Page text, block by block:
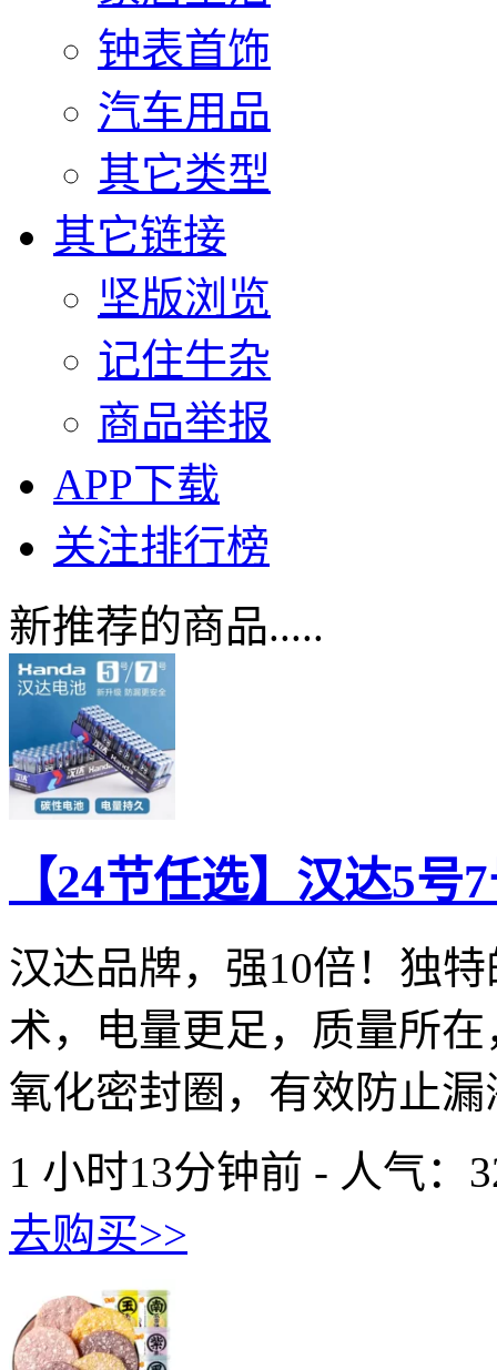
钟表首饰
汽车用品
其它类型
其它链接
坚版浏览
记住牛杂
商品举报
APP下载
关注排行榜
新推荐的商品.....
【24节任选】汉达5号
汉达品牌，强10倍！独
术，电量更足，质量所
氧化密封圈，有效防止
1 小时13分钟前 - 人气：
去购买>>